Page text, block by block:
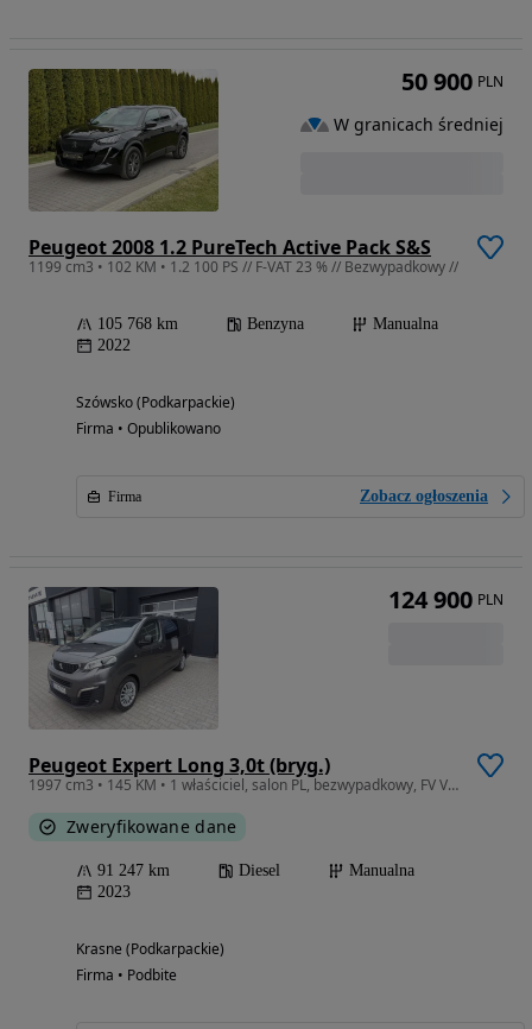
Peugeot 2008 1.2 PureTech Active Pack S&S
1199 cm3 • 102 KM • 1.2 100 PS // F-VAT 23 % // Bezwypadkowy //
105 768 km Benzyna
Manualna
2022
Szówsko (Podkarpackie)
Firma • Opublikowano
Firma Zobacz ogłoszenia
50 900 PLN
W granicach średniej
Peugeot Expert Long 3,0t (bryg.)
1997 cm3 • 145 KM • 1 właściciel, salon PL, bezwypadkowy, FV Vat 23%, brygadowy 6 os.
Zweryfikowane dane
91 247 km Diesel
Manualna
2023
Krasne (Podkarpackie)
Firma • Podbite
124 900 PLN